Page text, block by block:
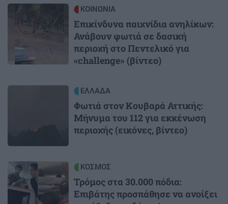
Image ΚΟΙΝΩΝΙΑ
Επικίνδυνα παιχνίδια ανηλίκων:
Ανάβουν φωτιά σε δασική
περιοχή στο Πεντελικό για
«challenge» (βίντεο)
ΕΛΛΑΔΑ
Φωτιά στον Κουβαρά Αττικής:
Μήνυμα του 112 για εκκένωση
περιοχής (εικόνες, βίντεο)
Image ΚΟΣΜΟΣ
Τρόμος στα 30.000 πόδια:
Επιβάτης προσπάθησε να ανοίξει